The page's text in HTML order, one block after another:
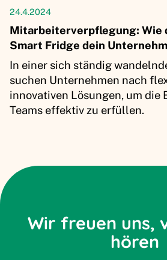
24.4.2024
Mitarbeiterverpflegung: Wie
Smart Fridge dein
In einer sich ständig
suchen Unternehmen nach
innovativen Lösungen, um die
Teams effektiv zu erfüllen.
Wir freuen uns,
hören